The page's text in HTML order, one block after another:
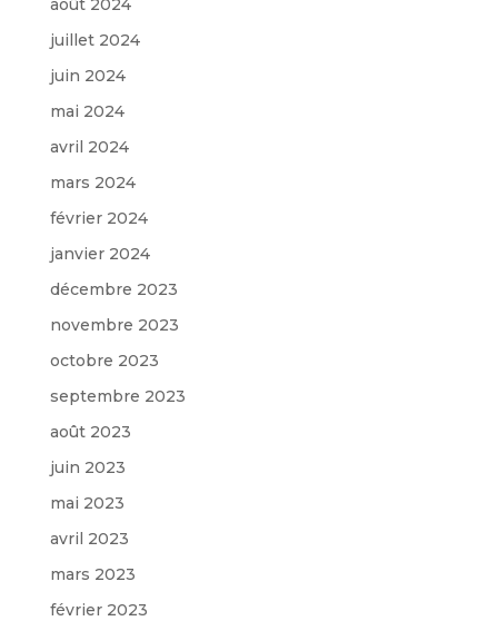
août 2024
juillet 2024
juin 2024
mai 2024
avril 2024
mars 2024
février 2024
janvier 2024
décembre 2023
novembre 2023
octobre 2023
septembre 2023
août 2023
juin 2023
mai 2023
avril 2023
mars 2023
février 2023